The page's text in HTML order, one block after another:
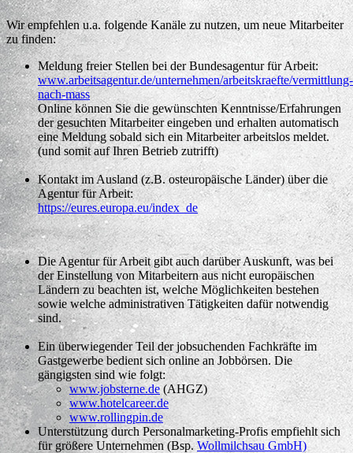
Wir empfehlen u.a. folgende Kanäle zu nutzen, um neue Mitarbeiter
zu finden:
Meldung freier Stellen bei der Bundesagentur für Arbeit:
www.arbeitsagentur.de/unternehmen/arbeitskraefte/vermittlung-
nach-mass
Online können Sie die gewünschten Kenntnisse/Erfahrungen
der gesuchten Mitarbeiter eingeben und erhalten automatisch
eine Meldung sobald sich ein Mitarbeiter arbeitslos meldet.
(und somit auf Ihren Betrieb zutrifft)
Kontakt im Ausland (z.B. osteuropäische Länder) über die
Agentur für Arbeit:
https://eures.europa.eu/index_de
Die Agentur für Arbeit gibt auch darüber Auskunft, was bei
der Einstellung von Mitarbeitern aus nicht europäischen
Ländern zu beachten ist, welche Möglichkeiten bestehen
sowie welche administrativen Tätigkeiten dafür notwendig
sind.
Ein überwiegender Teil der jobsuchenden Fachkräfte im
Gastgewerbe bedient sich online an Jobbörsen. Die
gängigsten sind wie folgt:
www.jobsterne.de(AHGZ)
www.hotelcareer.de
www.rollingpin.de
Unterstützung durch Personalmarketing-Profis empfiehlt sich
für größere Unternehmen (Bsp.Wollmilchsau GmbH)